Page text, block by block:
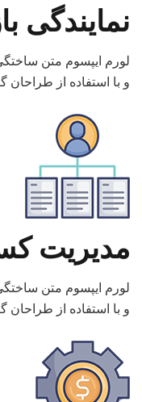
نمایندگی
لورم ایپسوم متن
و با استفاده از
مدیریت
لورم ایپسوم متن
و با استفاده از